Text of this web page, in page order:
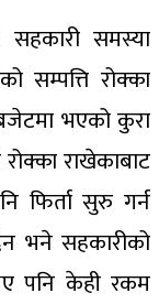
समस्या
सम्पत्ति रोक्का
भएको कुरा
राखेकाबाट
फिर्ता सुरु गर्न
भने सहकारीको
पनि केही रकम